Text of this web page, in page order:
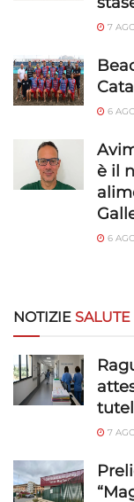
7
6
è il
6
NOTIZIE
7